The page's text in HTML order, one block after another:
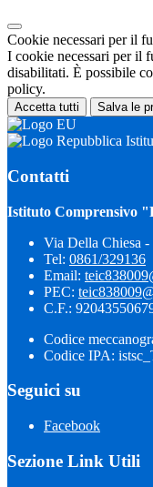
Cookie necessari per il
I cookie necessari per il
disabilitati. È possibile
policy.
Accetta tutti Salva le
Contatti
Istituto Comprensivo
Via Della Chiesa
Tel: 0861/329136
Email:
PEC:
C.F.:
Codice
Codice IPA:
Seguici su
Facebook
Sezione Link Utili